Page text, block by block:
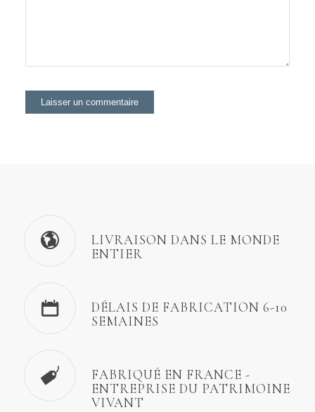
LIVRAISON DANS LE MONDE
ENTIER
DÉLAIS DE FABRICATION 6-10
SEMAINES
FABRIQUÉ EN FRANCE -
ENTREPRISE DU PATRIMOINE
VIVANT